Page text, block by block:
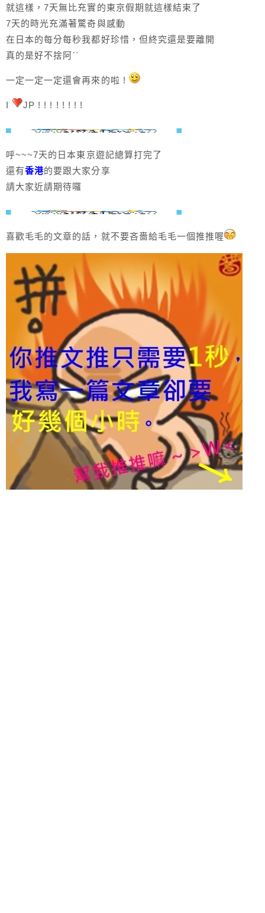
就這樣，7天無比充實的東京假期就這樣結束了
7天的時光充滿著驚奇與感動
在日本的每分每秒我都好珍惜，但終究還是要離開
真的是好不捨阿ˊˋ
一定一定一定還會再來的啦 !
I JP ! ! ! ! ! ! ! !
呼~~~7天的日本東京遊記總算打完了
還有香港的要跟大家分享
請大家近請期待囉
喜歡毛毛的文章的話，就不要吝嗇給毛毛一個推推喔